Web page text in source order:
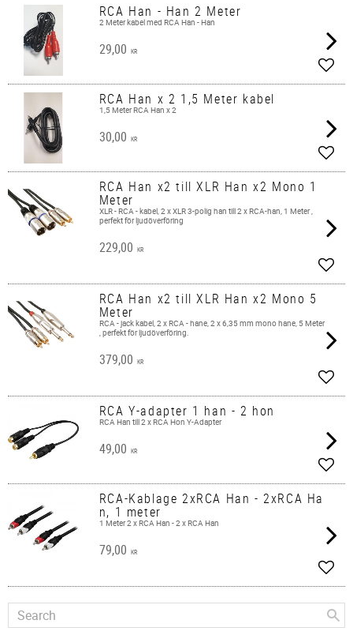
RCA Han - Han 2 Meter
2 Meter kabel med RCA Han - Han
29,00 KR
Add
RCA Han x 2 1,5 Meter kabel
1,5 Meter RCA Han x 2
30,00 KR
Add
RCA Han x2 till XLR Han x2 Mono 1
Meter
XLR - RCA - kabel, 2 x XLR 3-polig han till 2 x RCA-han, 1 Meter ,
perfekt för ljudöverföring
229,00 KR
Add
RCA Han x2 till XLR Han x2 Mono 5
Meter
RCA - jack kabel, 2 x RCA - hane, 2 x 6,35 mm mono hane, 5 Meter
, perfekt för ljudöverföring.
379,00 KR
Add
RCA Y-adapter 1 han - 2 hon
RCA Han till 2 x RCA Hon Y-Adapter
49,00 KR
Add
RCA-Kablage 2xRCA Han - 2xRCA Ha
n, 1 meter
1 Meter 2 x RCA Han - 2 x RCA Han
79,00 KR
Add